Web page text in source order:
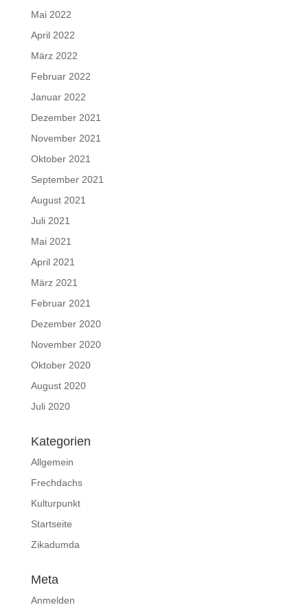
Mai 2022
April 2022
März 2022
Februar 2022
Januar 2022
Dezember 2021
November 2021
Oktober 2021
September 2021
August 2021
Juli 2021
Mai 2021
April 2021
März 2021
Februar 2021
Dezember 2020
November 2020
Oktober 2020
August 2020
Juli 2020
Kategorien
Allgemein
Frechdachs
Kulturpunkt
Startseite
Zikadumda
Meta
Anmelden